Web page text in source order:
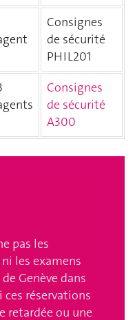
Consignes
de sécurité
PHIL201
Consignes
de sécurité
A300
pas les
les examens
Genève dans
ces réservations
retardée ou une